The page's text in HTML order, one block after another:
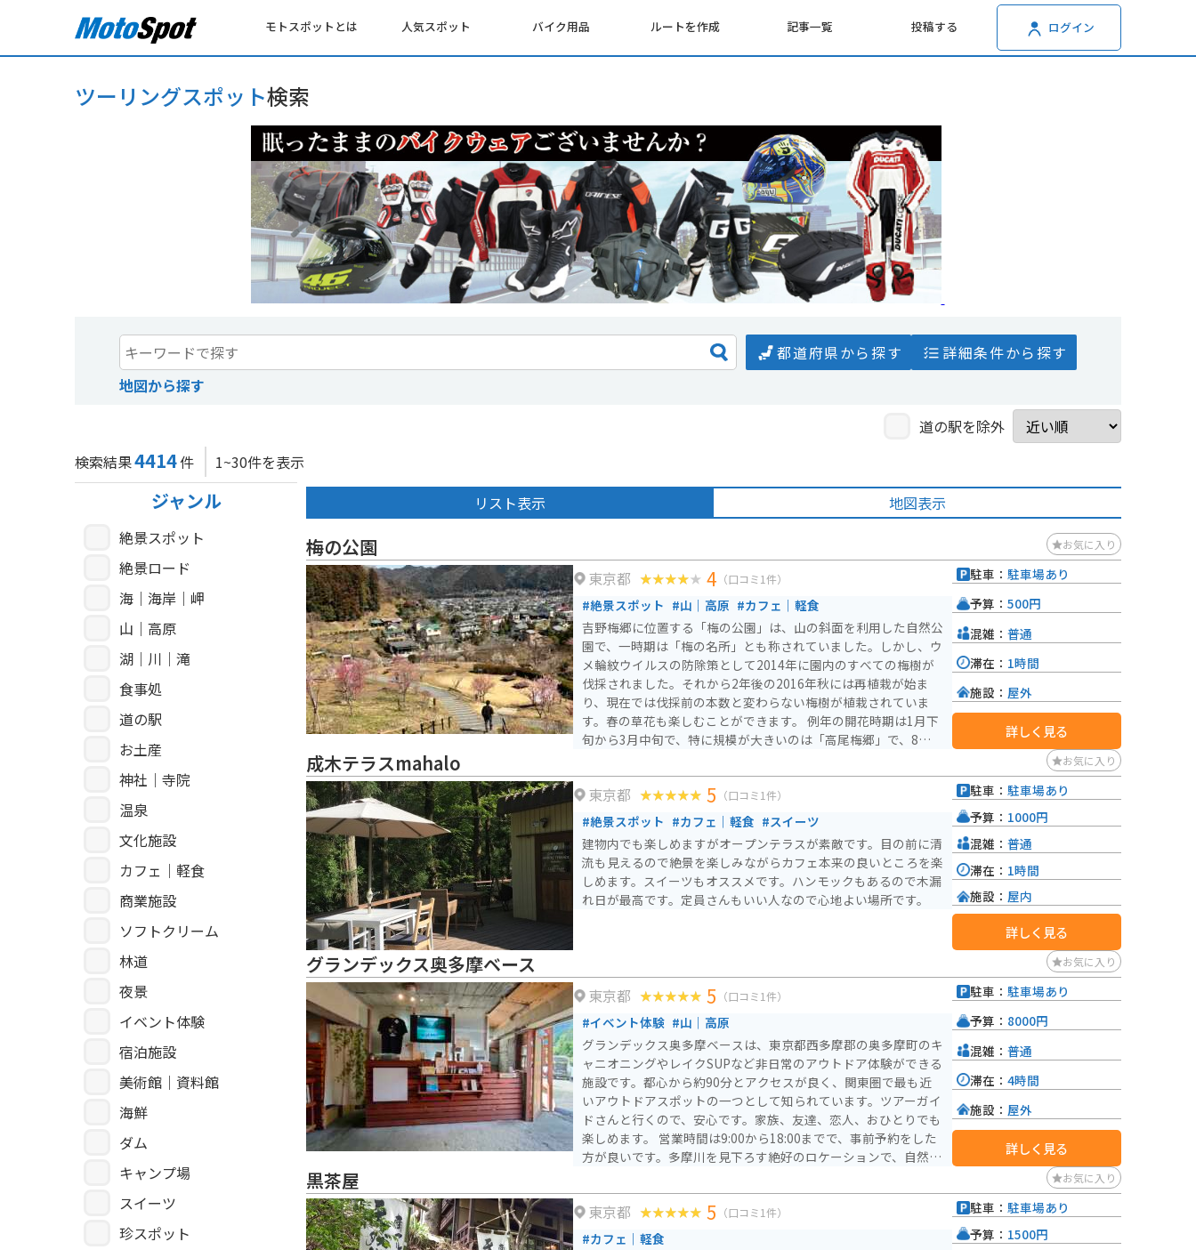
モトスポットとは 人気スポット バイク用品 ルートを作成 記事一覧 投稿する ログイン
ツーリングスポット検索
都道府県から探す
詳細条件から探す
地図から探す
道の駅を除外
検索結果4414件 1~30件を表示
ジャンル
絶景スポット
絶景ロード
海｜海岸｜岬
山｜高原
湖｜川｜滝
食事処
道の駅
お土産
神社｜寺院
温泉
文化施設
カフェ｜軽食
商業施設
ソフトクリーム
林道
夜景
イベント体験
宿泊施設
美術館｜資料館
海鮮
ダム
キャンプ場
スイーツ
珍スポット
リスト表示 地図表示
梅の公園 お気に入り
東京都 4 （口コミ1件）
#絶景スポット #山｜高原 #カフェ｜軽食
吉野梅郷に位置する「梅の公園」は、山の斜面を利用した自然公
園で、一時期は「梅の名所」とも称されていました。しかし、ウ
メ輪紋ウイルスの防除策として2014年に園内のすべての梅樹が
伐採されました。それから2年後の2016年秋には再植栽が始ま
り、現在では伐採前の本数と変わらない梅樹が植栽されていま
す。春の草花も楽しむことができます。 例年の開花時期は1月下
旬から3月中旬で、特に規模が大きいのは「高尾梅郷」で、8つの
イトアップを、「羽根木公園」では週末・祝日に出る模擬店で抹
茶などの無料サービスを楽しむことができます。
駐車： 駐車場あり
予算： 500円
混雑： 普通
滞在： 1時間
施設： 屋外
詳しく見る
成木テラスmahalo お気に入り
東京都 5 （口コミ1件）
#絶景スポット #カフェ｜軽食 #スイーツ
建物内でも楽しめますがオープンテラスが素敵です。目の前に清
流も見えるので絶景を楽しみながらカフェ本来の良いところを楽
しめます。スイーツもオススメです。ハンモックもあるので木漏
れ日が最高です。定員さんもいい人なので心地よい場所です。
駐車： 駐車場あり
予算： 1000円
混雑： 普通
滞在： 1時間
施設： 屋内
詳しく見る
グランデックス奥多摩ベース お気に入り
東京都 5 （口コミ1件）
#イベント体験 #山｜高原
グランデックス奥多摩ベースは、東京都西多摩郡の奥多摩町のキ
ャニオニングやレイクSUPなど非日常のアウトドア体験ができる
施設です。都心から約90分とアクセスが良く、関東圏で最も近
いアウトドアスポットの一つとして知られています。ツアーガイ
ドさんと行くので、安心です。家族、友達、恋人、おひとりでも
楽しめます。 営業時間は9:00から18:00までで、事前予約をした
方が良いです。多摩川を見下ろす絶好のロケーションで、自然を
す。夏場は特に人気が高く、涼を求める観光客で賑わいます。
駐車： 駐車場あり
予算： 8000円
混雑： 普通
滞在： 4時間
施設： 屋外
詳しく見る
黒茶屋 お気に入り
東京都 5 （口コミ1件）
#カフェ｜軽食
駐車： 駐車場あり
予算： 1500円